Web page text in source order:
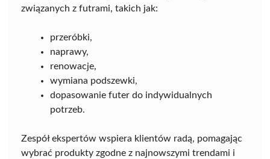
związanych z futrami, takich jak:
przeróbki,
naprawy,
renowacje,
wymiana podszewki,
dopasowanie futer do indywidualnych
potrzeb.
Zespół ekspertów wspiera klientów radą, pomagając
wybrać produkty zgodne z najnowszymi trendami i